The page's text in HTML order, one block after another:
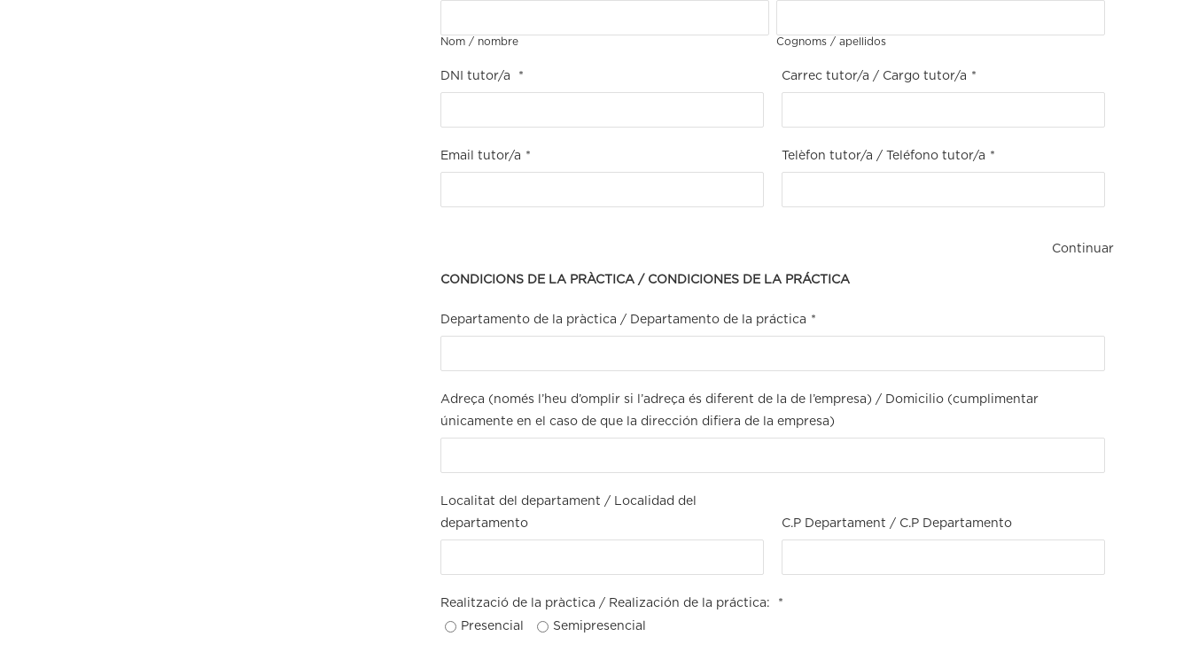
Nom / nombre Cognoms / apellidos
DNI tutor/a * Carrec tutor/a / Cargo tutor/a *
Email tutor/a * Telèfon tutor/a / Teléfono tutor/a *
Continuar
CONDICIONS DE LA PRÀCTICA / CONDICIONES DE LA PRÁCTICA
Departamento de la pràctica / Departamento de la práctica *
Adreça (només l’heu d’omplir si l’adreça és diferent de la de l’empresa) / Domicilio (cumplimentar
únicamente en el caso de que la dirección difiera de la empresa)
Localitat del departament / Localidad del
departamento
C.P Departament / C.P Departamento
Realització de la pràctica / Realización de la práctica:
*
Presencial
Semipresencial